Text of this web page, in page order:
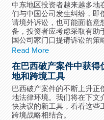
中东地区投资者越来越多地
们与中国公司发生纠纷，即
请境外诉讼，也可能面临意
备，投资者应考虑采取有助
国公司家门口提请诉讼的策
Read More
在巴西破产案件中获得
地和跨境工具
巴西破产案件的不断上升正
地法律环境。我们将在下文
快决议的新工具，看看这些
跨境战略相结合。